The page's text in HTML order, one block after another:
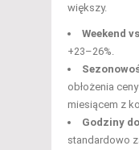
większy.
Weekend
+23–26%.
obłożenia
miesiącem z
Godziny
standardowo